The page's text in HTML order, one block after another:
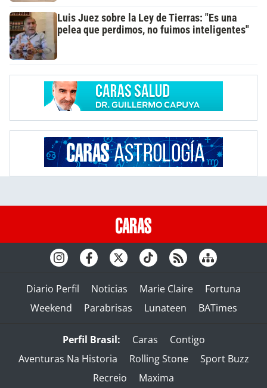
Luis Juez sobre la Ley de Tierras: "Es una
pelea que perdimos, no fuimos inteligentes"
Diario Perfil Noticias Marie Claire
Fortuna
Weekend
Parabrisas Lunateen BATimes
Perfil Brasil: Caras
Contigo
Aventuras Na Historia
Rolling Stone
Sport Buzz
Recreio
Maxima